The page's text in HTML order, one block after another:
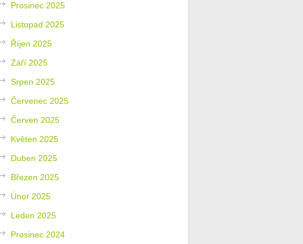
Prosinec 2025
Listopad 2025
Říjen 2025
Září 2025
Srpen 2025
Červenec 2025
Červen 2025
Květen 2025
Duben 2025
Březen 2025
Únor 2025
Leden 2025
Prosinec 2024